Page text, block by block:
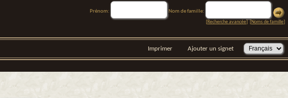
Prénom:
Nom de famille:
[Recherche avancée] [Noms de famille]
Imprimer Ajouter un signet